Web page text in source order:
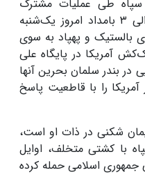
طی عملیات مشترک
موشکی و پهپادی در ساعت ۲ الی ۳ بامداد امروز یک‌شنبه
بالستیک و پهپاد به سوی
آمریکا در پایگاه علی
در بندر سلمان بحرین آنها
آمریکا را با قاطعیت پاسخ
شکنی در ذات او است،
با کشتی متخلف، اوایل
جمهوری اسلامی حمله کرده